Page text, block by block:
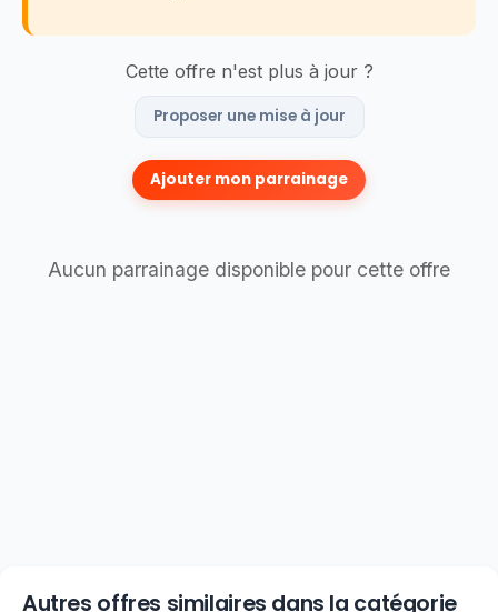
Cette offre n'est plus à jour ?
Proposer une mise à jour
Ajouter mon parrainage
Aucun parrainage disponible pour cette offre
Autres offres similaires dans la catégorie